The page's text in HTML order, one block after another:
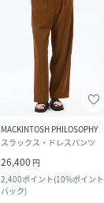
MACKINTOSH PHILOSOPHY
スラックス・ドレスパンツ
26,400 円
2,400ポイント(10%ポイント
バック)